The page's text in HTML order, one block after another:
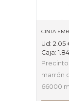
CINTA
Ud: 2.05
Caja: 1.84
marrón
66000